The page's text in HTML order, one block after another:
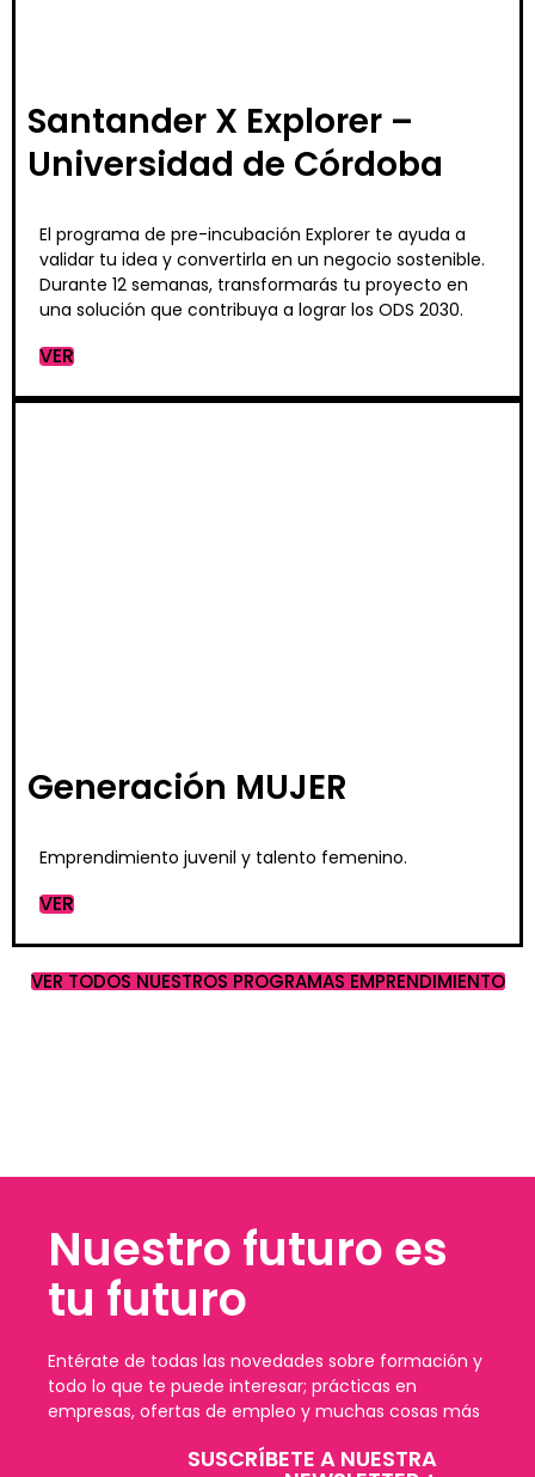
Santander X Explorer –
Universidad de Córdoba
El programa de pre-incubación Explorer te ayuda a
validar tu idea y convertirla en un negocio sostenible.
Durante 12 semanas, transformarás tu proyecto en
una solución que contribuya a lograr los ODS 2030.
VER
Generación MUJER
Emprendimiento juvenil y talento femenino.
VER
VER TODOS NUESTROS PROGRAMAS EMPRENDIMIENTO
Nuestro futuro es
tu futuro
Entérate de todas las novedades sobre formación y
todo lo que te puede interesar; prácticas en
empresas, ofertas de empleo y muchas cosas más
SUSCRÍBETE A NUESTRA